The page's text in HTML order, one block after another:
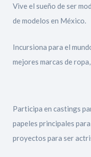
Vive el sueño de ser
de modelos en México.
Incursiona para el
mejores marcas de
Participa en castings
papeles principales
proyectos para ser